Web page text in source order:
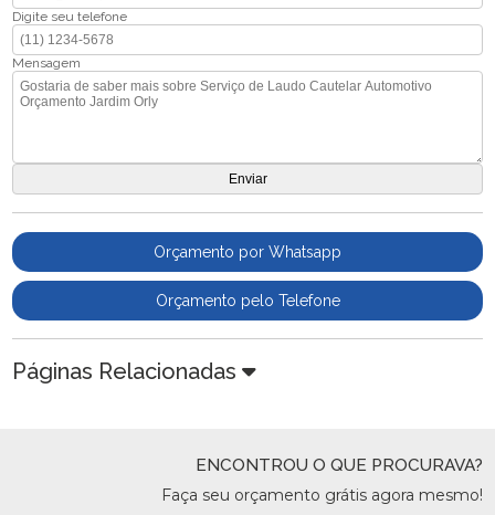
Digite seu telefone
Mensagem
Orçamento por Whatsapp
Orçamento pelo Telefone
Páginas Relacionadas
ENCONTROU O QUE PROCURAVA?
Faça seu orçamento grátis agora mesmo!